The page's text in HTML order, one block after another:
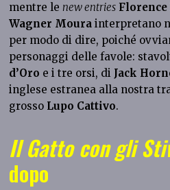
mentre le new entries Florence
Wagner Moura interpretano
per modo di dire, poiché
personaggi delle favole:
d’Oro e i tre orsi, di Jack
inglese estranea alla nostra
grosso Lupo Cattivo.
Il Gatto con gli
dopo